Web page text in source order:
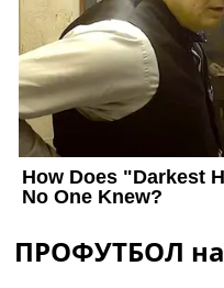
ПРОФУТБОЛ на